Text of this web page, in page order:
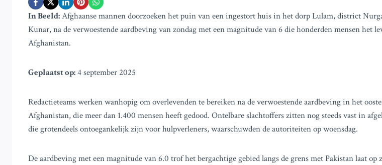
In Beeld:Afghaanse mannen doorzoeken het puin van een ingestort huis in het dorp Lulam, district
Kunar, na de verwoestende aardbeving van zondag met een magnitude van 6 die honderden mensen het
Afghanistan.
Geplaatst op:4 september 2025
Redactieteams werken wanhopig om overlevenden te bereiken na de verwoestende aardbeving in het
Afghanistan, die meer dan 1.400 mensen heeft gedood. Ontelbare slachtoffers zitten nog steeds vast in
die grotendeels ontoegankelijk zijn voor hulpverleners, waarschuwden de autoriteiten op woensdag.
De aardbeving met een magnitude van 6.0 trof het bergachtige gebied langs de grens met Pakistan laat op